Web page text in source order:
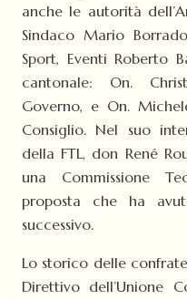
anche le autorità
Sindaco Mario
Sport, Eventi
cantonale: On.
Governo, e On.
Consiglio. Nel suo
della FTL, don René
una Commissione
proposta che ha
successivo.
Lo storico delle
Direttivo dell’Unione